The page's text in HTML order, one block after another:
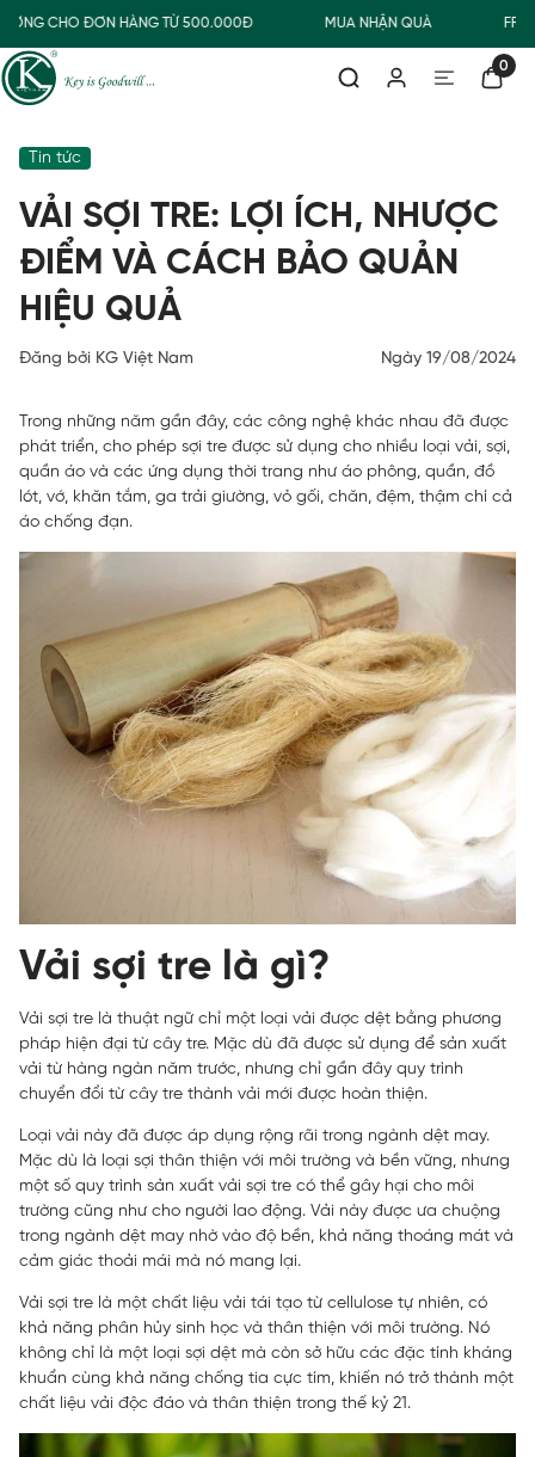
CHO ĐƠN HÀNG TỪ 500.000Đ MUA NHẬN QUÀ
0
Tin tức
VẢI SỢI TRE: LỢI ÍCH, NHƯỢC
ĐIỂM VÀ CÁCH BẢO QUẢN
HIỆU QUẢ
Đăng bởi KG Việt Nam Ngày 19/08/2024
Trong những năm gần đây, các công nghệ khác nhau đã được
phát triển, cho phép sợi tre được sử dụng cho nhiều loại vải, sợi,
quần áo và các ứng dụng thời trang như áo phông, quần, đồ
lót, vớ, khăn tắm, ga trải giường, vỏ gối, chăn, đệm, thậm chí cả
áo chống đạn.
Vải sợi tre là gì?
Vải sợi tre là thuật ngữ chỉ một loại vải được dệt bằng phương
pháp hiện đại từ cây tre. Mặc dù đã được sử dụng để sản xuất
vải từ hàng ngàn năm trước, nhưng chỉ gần đây quy trình
chuyển đổi từ cây tre thành vải mới được hoàn thiện.
Loại vải này đã được áp dụng rộng rãi trong ngành dệt may.
Mặc dù là loại sợi thân thiện với môi trường và bền vững, nhưng
một số quy trình sản xuất vải sợi tre có thể gây hại cho môi
trường cũng như cho người lao động. Vải này được ưa chuộng
trong ngành dệt may nhờ vào độ bền, khả năng thoáng mát và
cảm giác thoải mái mà nó mang lại.
Vải sợi tre là một chất liệu vải tái tạo từ cellulose tự nhiên, có
khả năng phân hủy sinh học và thân thiện với môi trường. Nó
không chỉ là một loại sợi dệt mà còn sở hữu các đặc tính kháng
khuẩn cùng khả năng chống tia cực tím, khiến nó trở thành một
chất liệu vải độc đáo và thân thiện trong thế kỷ 21.